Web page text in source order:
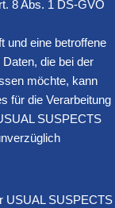
8 Abs. 1 DS-GVO
und eine betroffene
die bei der
möchte, kann
für die Verarbeitung
SUSPECTS
USUAL SUSPECTS